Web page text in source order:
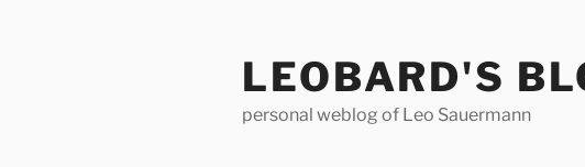
LEOBARD'S
personal weblog of Leo Sauermann